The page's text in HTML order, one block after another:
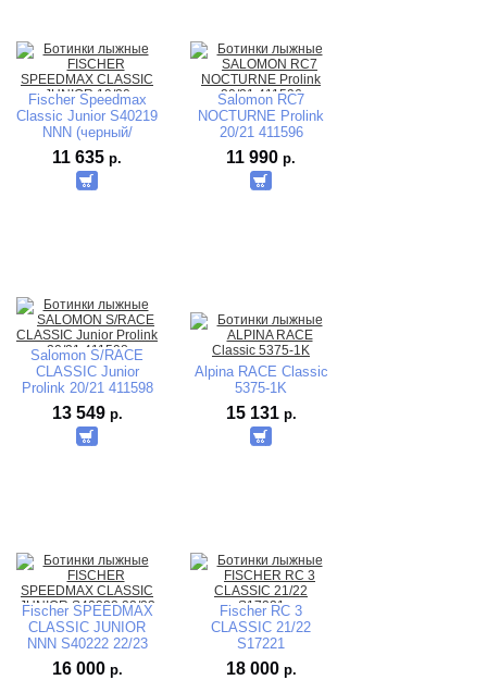
Fischer Speedmax
Classic Junior S40219
NNN (черный/
салатовый) 2019-
2020
11 635 р.
Salomon RC7
NOCTURNE Prolink
20/21 411596
11 990 р.
Salomon S/RACE
CLASSIC Junior
Prolink 20/21 411598
13 549 р.
Alpina RACE Classic
5375-1K
15 131 р.
Fischer SPEEDMAX
CLASSIC JUNIOR
NNN S40222 22/23
16 000 р.
Fischer RC 3
CLASSIC 21/22
S17221
18 000 р.